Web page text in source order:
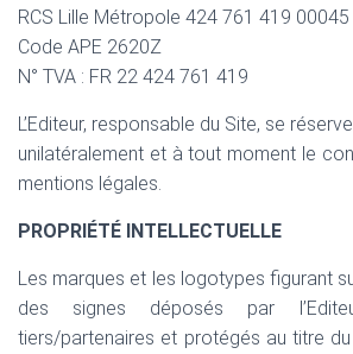
RCS Lille Métropole 424 761 419 00045
Code APE 2620Z
N° TVA : FR 22 424 761 419
L’Editeur, responsable du Site, se
unilatéralement et à tout moment le
mentions légales.
PROPRIÉTÉ INTELLECTUELLE
Les marques et les logotypes figurant
des signes déposés par
tiers/partenaires et protégés au titre